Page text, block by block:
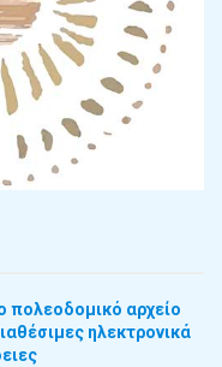
πολεοδομικό αρχείο
ηλεκτρονικά